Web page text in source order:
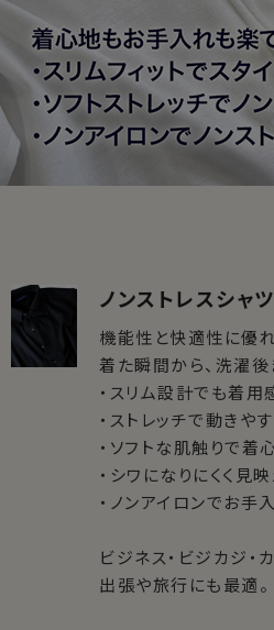
ノンストレスシャ
機能性と快適性に優れ
着た瞬間から、洗濯後
・スリム設計でも着用
・ストレッチで動きや
・ソフトな肌触りで着
・シワになりにくく見
・ノンアイロンでお手
ビジネス・ビジカジ・
出張や旅行にも最適。